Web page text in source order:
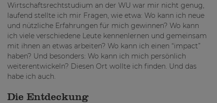
Wirtschaftsrechtstudium an der WU war mir nicht genug,
laufend stellte ich mir Fragen, wie etwa: Wo kann ich neue
und nützliche Erfahrungen für mich gewinnen? Wo kann
ich viele verschiedene Leute kennenlernen und gemeinsam
mit ihnen an etwas arbeiten? Wo kann ich einen “impact”
haben? Und besonders: Wo kann ich mich persönlich
weiterentwickeln? Diesen Ort wollte ich finden. Und das
habe ich auch.
Die Entdeckung